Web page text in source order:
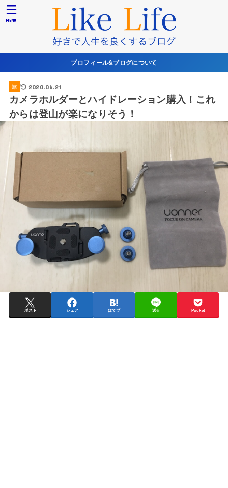
MENU
プロフィール&ブログについて
旅 2020.06.21
カメラホルダーとハイドレーション購入！これ
からは登山が楽になりそう！
ポスト シェア はてブ 送る Pocket